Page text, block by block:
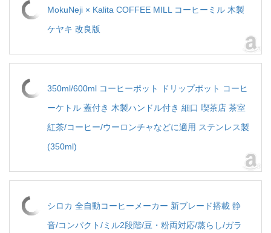
MokuNeji × Kalita COFFEE MILL コーヒーミル 木製
ケヤキ 改良版
350ml/600ml コーヒーポット ドリップポット コーヒ
ーケトル 蓋付き 木製ハンドル付き 細口 喫茶店 茶室
紅茶/コーヒー/ウーロンチャなどに適用 ステンレス製
(350ml)
シロカ 全自動コーヒーメーカー 新ブレード搭載 静
音/コンパクト/ミル2段階/豆・粉両対応/蒸らし/ガラ